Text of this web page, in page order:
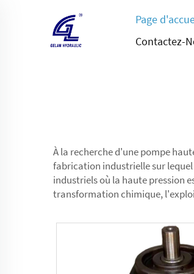
Page
Contactez-
À la recherche d'une pompe
fabrication industrielle sur
industriels où la haute pression
transformation chimique,